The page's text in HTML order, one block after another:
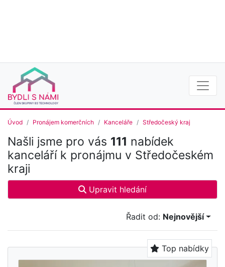
Úvod Pronájem komerčních Kanceláře Středočeský kraj
Našli jsme pro vás 111 nabídek
kanceláří k pronájmu v Středočeském
kraji
Upravit hledání
Řadit od: Nejnovější
Top nabídky